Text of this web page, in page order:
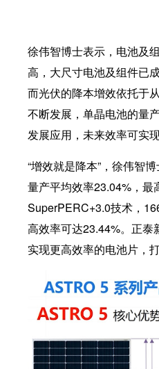
徐伟智博士表示，电池及
高，大尺寸电池及组件已
而光伏的降本增效依托于
不断发展，单晶电池的量
发展应用，未来效率可实现
“增效就是降本”，徐伟智
量产平均效率23.04%，
SuperPERC+3.0技术，
高效率可达23.44%。正
实现更高效率的电池片，